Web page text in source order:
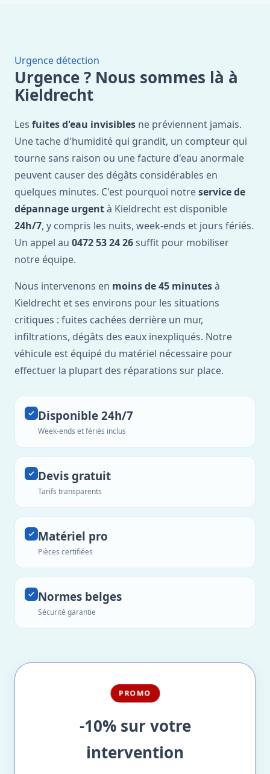
Urgence détection
Urgence ? Nous sommes là à
Kieldrecht
Les fuites d'eau invisibles ne préviennent jamais.
Une tache d'humidité qui grandit, un compteur qui
tourne sans raison ou une facture d'eau anormale
peuvent causer des dégâts considérables en
quelques minutes. C'est pourquoi notreservice de
dépannage urgentà Kieldrecht est disponible
24h/7, y compris les nuits, week-ends et jours fériés.
Un appel au 0472 53 24 26 suffit pour mobiliser
notre équipe.
Nous intervenons en moins de 45 minutesà
Kieldrecht et ses environs pour les situations
critiques : fuites cachées derrière un mur,
infiltrations, dégâts des eaux inexpliqués. Notre
véhicule est équipé du matériel nécessaire pour
effectuer la plupart des réparations sur place.
Disponible 24h/7
Week-ends et fériés inclus
Devis gratuit
Tarifs transparents
Matériel pro
Pièces certifiées
Normes belges
Sécurité garantie
PROMO
-10% sur votre
intervention